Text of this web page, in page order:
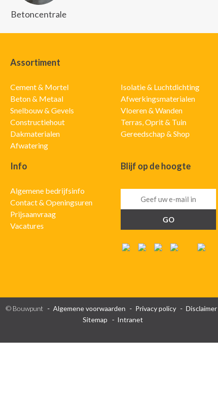
Betoncentrale
Assortiment
Cement & Mortel
Beton & Metaal
Snelbouw & Gevels
Constructiehout
Dakmaterialen
Afwatering
Isolatie & Luchtdichting
Afwerkingsmaterialen
Vloeren & Wanden
Terras, Oprit & Tuin
Gereedschap & Shop
Info
Algemene bedrijfsinfo
Contact & Openingsuren
Prijsaanvraag
Vacatures
Blijf op de hoogte
© Bouwpunt Algemene voorwaarden Privacy policy
Disclaimer
Sitemap
Intranet